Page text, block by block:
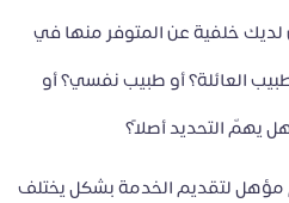
لديك خلفية عن المتوفر منها في
العائلة؟ أو طبيب نفسي؟ أو
يهمّ التحديد أصلاً؟
مؤهل لتقديم الخدمة بشكل يختلف